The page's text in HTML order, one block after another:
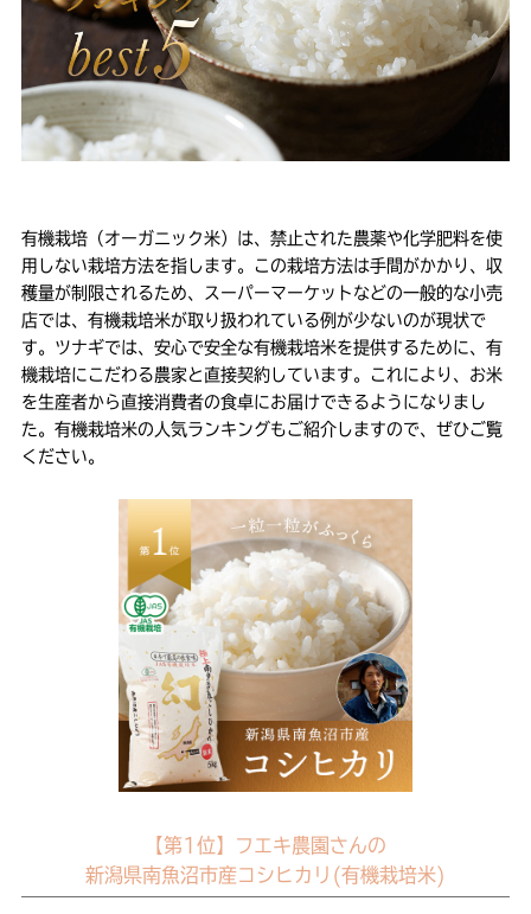
有機栽培（オーガニック米）は、禁止された農薬や化学肥料を使
用しない栽培方法を指します。この栽培方法は手間がかかり、収
穫量が制限されるため、スーパーマーケットなどの一般的な小売
店では、有機栽培米が取り扱われている例が少ないのが現状で
す。ツナギでは、安心で安全な有機栽培米を提供するために、有
機栽培にこだわる農家と直接契約しています。これにより、お米
を生産者から直接消費者の食卓にお届けできるようになりまし
た。有機栽培米の人気ランキングもご紹介しますので、ぜひご覧
ください。
【第1位】フエキ農園さんの
新潟県南魚沼市産コシヒカリ(有機栽培米)